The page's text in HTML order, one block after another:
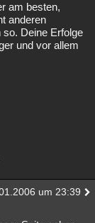
am besten,
anderen
Deine Erfolge
und vor allem
um 23:39